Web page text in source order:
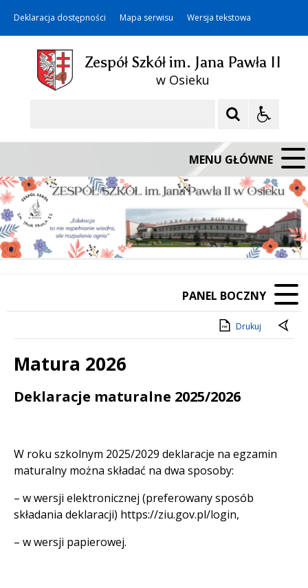
Deklaracja dostępności Mapa serwisu Wersja tekstowa
Zespół Szkół im. Jana Pawła II
w Osieku
MENU GŁÓWNE
PANEL BOCZNY
Drukuj
Matura 2026
Treść
Deklaracje maturalne 2025/2026
W roku szkolnym 2025/2029 deklaracje na egzamin
maturalny można składać na dwa sposoby:
– w wersji elektronicznej (preferowany sposób
składania deklaracji) https://ziu.gov.pl/login,
– w wersji papierowej.